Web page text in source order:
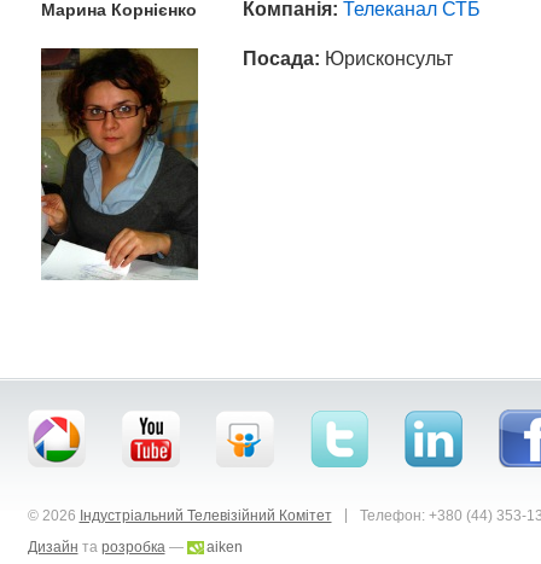
Марина Корнієнко Компанія: Телеканал СТБ
Посада: Юрисконсульт
© 2026 Індустріальний Телевізійний Комітет
Телефон: +380 (44) 353-
Дизайн та розробка— aiken